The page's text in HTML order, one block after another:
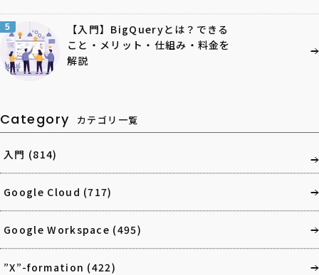
5
【入門】BigQueryとは？できる
こと・メリット・仕組み・料金を
解説
Category カテゴリ一覧
入門 (814)
Google Cloud (717)
Google Workspace (495)
”X”-formation (422)